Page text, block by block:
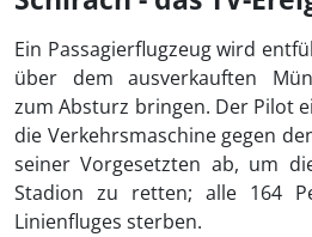
Ein Passagierflugzeug wird
über dem ausverkauften
zum Absturz bringen. Der Pilot
die Verkehrsmaschine gegen
seiner Vorgesetzten ab, um
Stadion zu retten; alle 164
Linienfluges sterben.